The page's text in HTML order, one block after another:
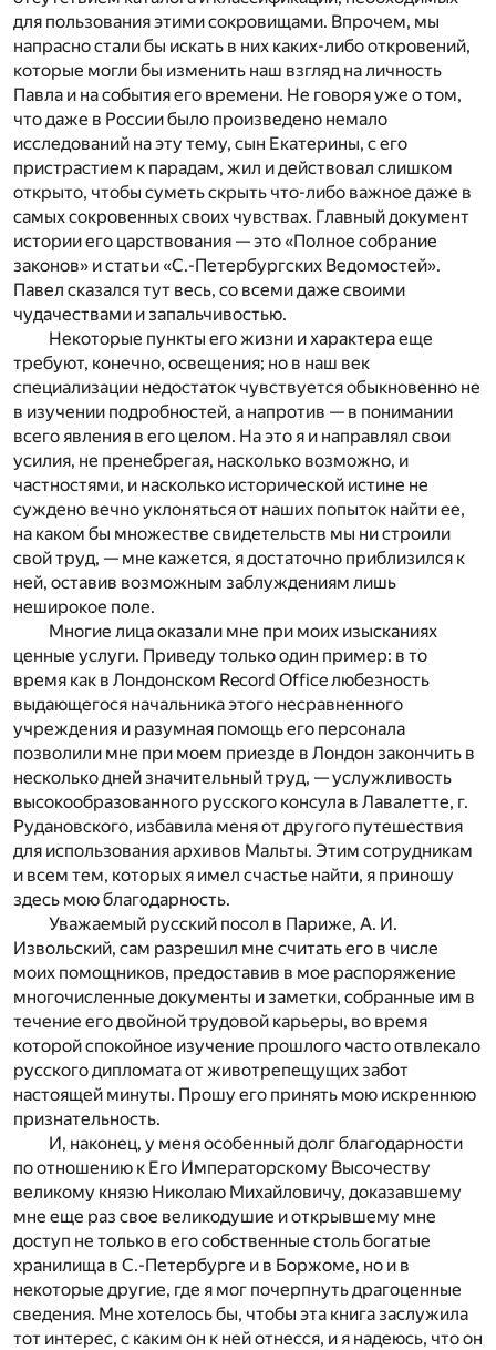
для пользования этими сокровищами. Впрочем, мы
напрасно стали бы искать в них каких-либо откровений,
которые могли бы изменить наш взгляд на личность
Павла и на события его времени. Не говоря уже о том,
что даже в России было произведено немало
исследований на эту тему, сын Екатерины, с его
пристрастием к парадам, жил и действовал слишком
открыто, чтобы суметь скрыть что-либо важное даже в
самых сокровенных своих чувствах. Главный документ
истории его царствования — это «Полное собрание
законов» и статьи «С.-Петербургских Ведомостей».
Павел сказался тут весь, со всеми даже своими
чудачествами и запальчивостью.
Некоторые пункты его жизни и характера еще
требуют, конечно, освещения; но в наш век
специализации недостаток чувствуется обыкновенно не
в изучении подробностей, а напротив — в понимании
всего явления в его целом. На это я и направлял свои
усилия, не пренебрегая, насколько возможно, и
частностями, и насколько исторической истине не
суждено вечно уклоняться от наших попыток найти ее,
на каком бы множестве свидетельств мы ни строили
свой труд, — мне кажется, я достаточно приблизился к
ней, оставив возможным заблуждениям лишь
неширокое поле.
Многие лица оказали мне при моих изысканиях
ценные услуги. Приведу только один пример: в то
время как в Лондонском Record Office любезность
выдающегося начальника этого несравненного
учреждения и разумная помощь его персонала
позволили мне при моем приезде в Лондон закончить в
несколько дней значительный труд, — услужливость
высокообразованного русского консула в Лавалетте, г.
Рудановского, избавила меня от другого путешествия
для использования архивов Мальты. Этим сотрудникам
и всем тем, которых я имел счастье найти, я приношу
здесь мою благодарность.
Уважаемый русский посол в Париже, А. И.
Извольский, сам разрешил мне считать его в числе
моих помощников, предоставив в мое распоряжение
многочисленные документы и заметки, собранные им в
течение его двойной трудовой карьеры, во время
которой спокойное изучение прошлого часто отвлекало
русского дипломата от животрепещущих забот
настоящей минуты. Прошу его принять мою искреннюю
признательность.
И, наконец, у меня особенный долг благодарности
по отношению к Его Императорскому Высочеству
великому князю Николаю Михайловичу, доказавшему
мне еще раз свое великодушие и открывшему мне
доступ не только в его собственные столь богатые
хранилища в С.-Петербурге и в Боржоме, но и в
некоторые другие, где я мог почерпнуть драгоценные
сведения. Мне хотелось бы, чтобы эта книга заслужила
тот интерес, с каким он к ней отнесся, и я надеюсь, что он